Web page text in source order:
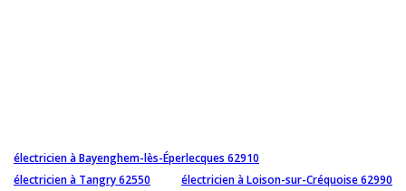
électricien à Bayenghem-lès-Éperlecques 62910
électricien à Tangry 62550
électricien à Loison-sur-Créquoise 62990